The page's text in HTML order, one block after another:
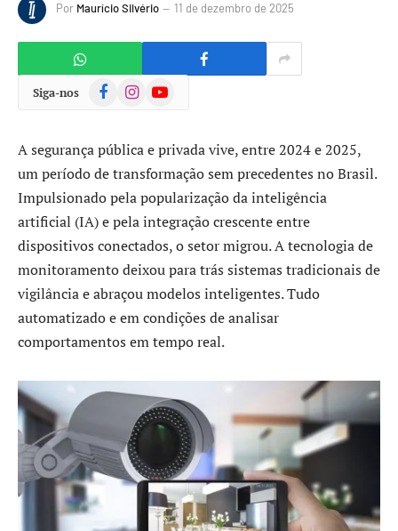
Por Maurício Silvério 11 de dezembro de 2025
Siga-nos FacebookInstagramYouTube
A segurança pública e privada vive, entre 2024 e 2025,
um período de transformação sem precedentes no Brasil.
Impulsionado pela popularização da inteligência
artificial (IA) e pela integração crescente entre
dispositivos conectados, o setor migrou. A tecnologia de
monitoramento deixou para trás sistemas tradicionais de
vigilância e abraçou modelos inteligentes. Tudo
automatizado e em condições de analisar
comportamentos em tempo real.